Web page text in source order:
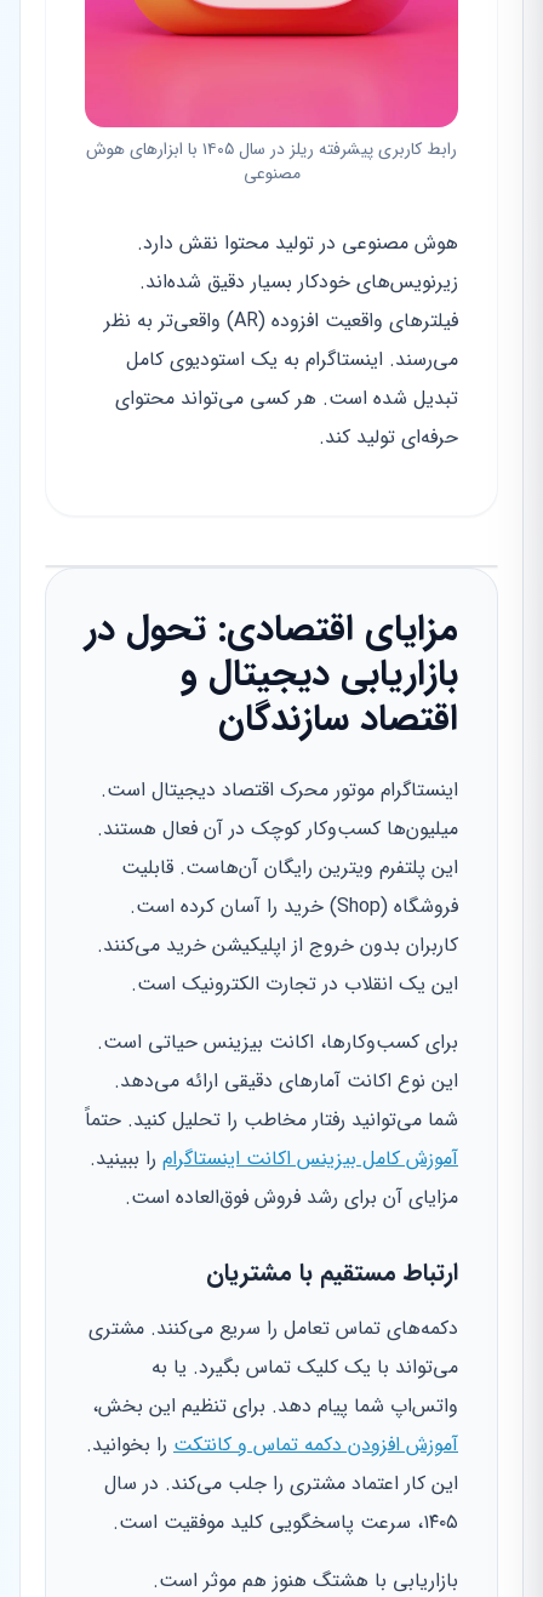
رابط کاربری پیشرفته ریلز در سال ۱۴۰۵ با ابزارهای هوش
مصنوعی
هوش مصنوعی در تولید محتوا نقش دارد.
زیرنویس‌های خودکار بسیار دقیق شده‌اند.
فیلترهای واقعیت افزوده (AR) واقعی‌تر به نظر
می‌رسند. اینستاگرام به یک استودیوی کامل
تبدیل شده است. هر کسی می‌تواند محتوای
حرفه‌ای تولید کند.
مزایای اقتصادی: تحول در
بازاریابی دیجیتال و
اقتصاد سازندگان
اینستاگرام موتور محرک اقتصاد دیجیتال است.
میلیون‌ها کسب‌وکار کوچک در آن فعال هستند.
این پلتفرم ویترین رایگان آن‌هاست. قابلیت
فروشگاه (Shop) خرید را آسان کرده است.
کاربران بدون خروج از اپلیکیشن خرید می‌کنند.
این یک انقلاب در تجارت الکترونیک است.
برای کسب‌وکارها، اکانت بیزینس حیاتی است.
این نوع اکانت آمارهای دقیقی ارائه می‌دهد.
شما می‌توانید رفتار مخاطب را تحلیل کنید. حتماً
آموزش کامل بیزینس اکانت اینستاگرام را ببینید.
مزایای آن برای رشد فروش فوق‌العاده است.
ارتباط مستقیم با مشتریان
دکمه‌های تماس تعامل را سریع می‌کنند. مشتری
می‌تواند با یک کلیک تماس بگیرد. یا به
واتس‌اپ شما پیام دهد. برای تنظیم این بخش،
آموزش افزودن دکمه تماس و کانتکت را بخوانید.
این کار اعتماد مشتری را جلب می‌کند. در سال
۱۴۰۵، سرعت پاسخگویی کلید موفقیت است.
بازاریابی با هشتگ هنوز هم موثر است.